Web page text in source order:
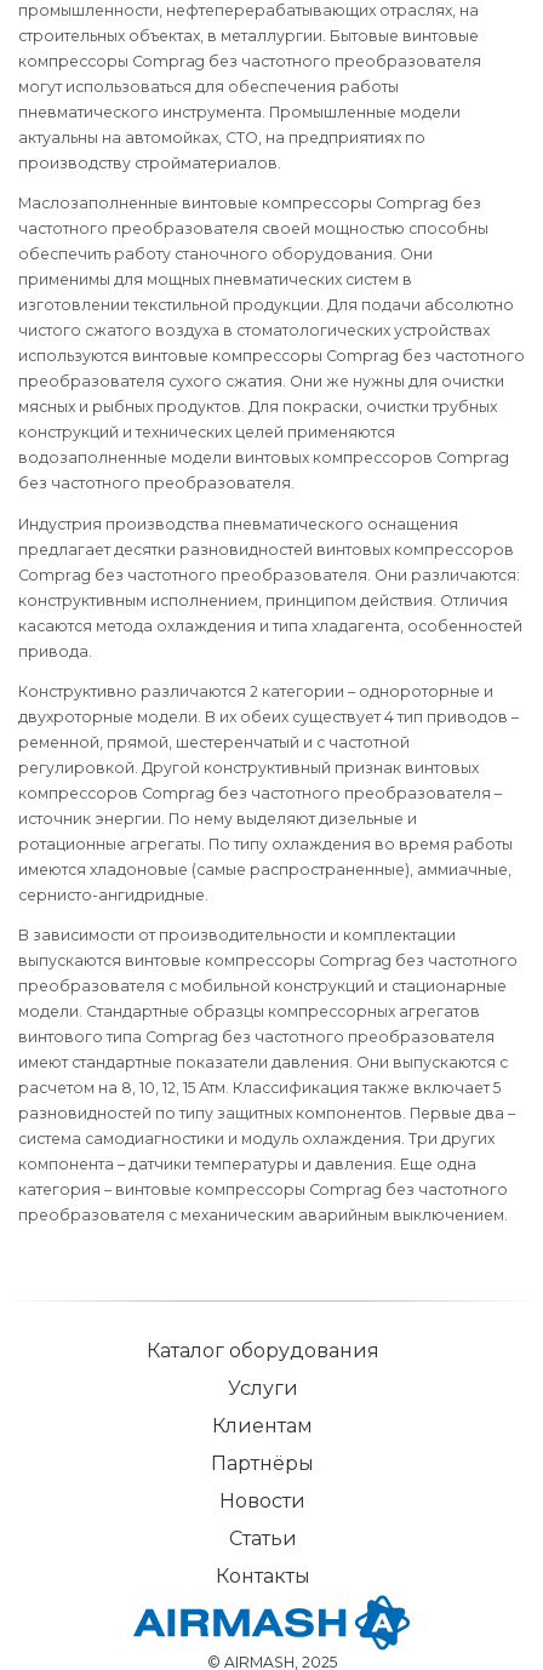
промышленности, нефтеперерабатывающих отраслях, на
строительных объектах, в металлургии. Бытовые винтовые
компрессоры Comprag без частотного преобразователя
могут использоваться для обеспечения работы
пневматического инструмента. Промышленные модели
актуальны на автомойках, СТО, на предприятиях по
производству стройматериалов.
Маслозаполненные винтовые компрессоры Comprag без
частотного преобразователя своей мощностью способны
обеспечить работу станочного оборудования. Они
применимы для мощных пневматических систем в
изготовлении текстильной продукции. Для подачи абсолютно
чистого сжатого воздуха в стоматологических устройствах
используются винтовые компрессоры Comprag без частотного
преобразователя сухого сжатия. Они же нужны для очистки
мясных и рыбных продуктов. Для покраски, очистки трубных
конструкций и технических целей применяются
водозаполненные модели винтовых компрессоров Comprag
без частотного преобразователя.
Индустрия производства пневматического оснащения
предлагает десятки разновидностей винтовых компрессоров
Comprag без частотного преобразователя. Они различаются:
конструктивным исполнением, принципом действия. Отличия
касаются метода охлаждения и типа хладагента, особенностей
привода.
Конструктивно различаются 2 категории – однороторные и
двухроторные модели. В их обеих существует 4 тип приводов –
ременной, прямой, шестеренчатый и с частотной
регулировкой. Другой конструктивный признак винтовых
компрессоров Comprag без частотного преобразователя –
источник энергии. По нему выделяют дизельные и
ротационные агрегаты. По типу охлаждения во время работы
имеются хладоновые (самые распространенные), аммиачные,
сернисто-ангидридные.
В зависимости от производительности и комплектации
выпускаются винтовые компрессоры Comprag без частотного
преобразователя с мобильной конструкций и стационарные
модели. Стандартные образцы компрессорных агрегатов
винтового типа Comprag без частотного преобразователя
имеют стандартные показатели давления. Они выпускаются с
расчетом на 8, 10, 12, 15 Атм. Классификация также включает 5
разновидностей по типу защитных компонентов. Первые два –
система самодиагностики и модуль охлаждения. Три других
компонента – датчики температуры и давления. Еще одна
категория – винтовые компрессоры Comprag без частотного
преобразователя с механическим аварийным выключением.
© AIRMASH, 2025
Каталог оборудования
Услуги
Клиентам
Партнёры
Новости
Статьи
Контакты